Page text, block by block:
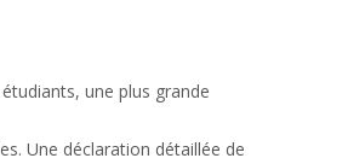
une plus grande
Une déclaration détaillée de